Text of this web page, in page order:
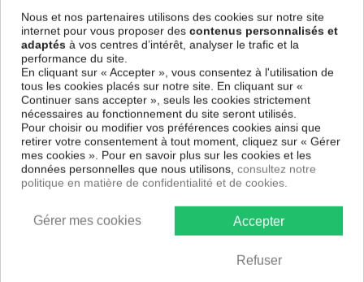
tous les cotés et une toile tendue sur un châssis fait de matériaux
respectueux de l'environnement, vous pourrez suspendre le tableau
immédiatement sans avoir à l'encadrer.
Le Tableau Abstrait Yeux comme des papillonsest résistant aux
rayons UV, inodore et 100 % sûr, parfait même pour la chambre à
coucher et la chambre des enfants.
Notre large choix de tableaux tendances et modernes constituent un
moyen simple et pas cher de donner une nouvelle touche à vos
intérieurs, il y en a pour tous les goût.
Descriptif technique
Matériaux MDF
Nous et nos partenaires utilisons des cookies sur notre site
internet pour vous proposer des contenus personnalisés et
adaptés à vos centres d’intérêt, analyser le trafic et la
performance du site.
En cliquant sur « Accepter », vous consentez à l'utilisation de
tous les cookies placés sur notre site. En cliquant sur «
Continuer sans accepter », seuls les cookies strictement
nécessaires au fonctionnement du site seront utilisés.
Pour choisir ou modifier vos préférences cookies ainsi que
retirer votre consentement à tout moment, cliquez sur « Gérer
mes cookies ». Pour en savoir plus sur les cookies et les
données personnelles que nous utilisons, consultez notre
politique en matière de confidentialité et de cookies.
Accepter
Refuser
Gérer mes cookies